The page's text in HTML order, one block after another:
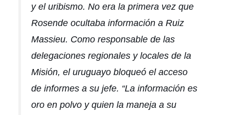
y el uribismo. No era la primera vez que
Rosende ocultaba información a Ruiz
Massieu. Como responsable de las
delegaciones regionales y locales de la
Misión, el uruguayo bloqueó el acceso
de informes a su jefe. “La información es
oro en polvo y quien la maneja a su